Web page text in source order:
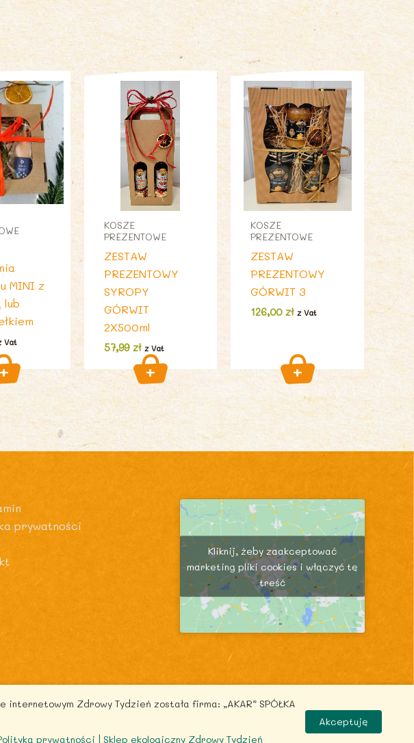
MINI z
Vat
KOSZE
PREZENTOWE
ZESTAW
PREZENTOWY
SYROPY
GÓRWIT
2X500ml
57,99 zł z Vat
KOSZE
PREZENTOWE
ZESTAW
PREZENTOWY
GÓRWIT 3
126,00zł z Vat
prywatności
Kliknij, żeby zaakceptować
marketing pliki cookies i włączyć tę
treść
by ITentego.pl
Zdrowy Tydzień została firma: „AKAR” SPÓŁKA
prywatności | Sklep ekologiczny Zdrowy Tydzień
Akceptuję